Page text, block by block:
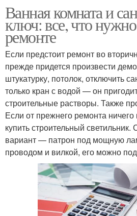
Ванная комната и
ключ: все, что нужно
ремонте
Если предстоит ремонт во
прежде придется произвести
штукатурку, потолок, отключить
только кран с водой — он
строительные растворы. Также
Если от прежнего ремонта
купить строительный
вариант — патрон под мощную
проводом и вилкой, его можно